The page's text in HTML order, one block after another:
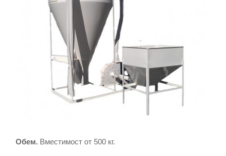
Обем. Вместимост от 500 кг.